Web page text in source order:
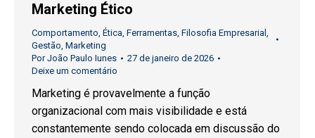
Marketing Ético
Comportamento, Ética, Ferramentas, Filosofia Empresarial ,
Gestão, Marketing
PorJoão Paulo Iunes
27 de janeiro de 2026
Deixe um comentário
Marketing é provavelmente a função
organizacional com mais visibilidade e está
constantemente sendo colocada em discussão do